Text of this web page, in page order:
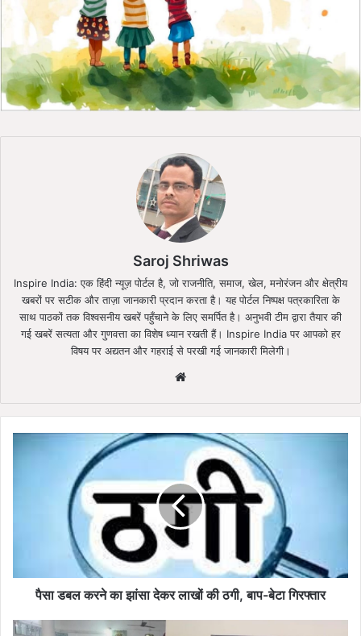
Saroj Shriwas
Inspire India: एक हिंदी न्यूज़ पोर्टल है, जो राजनीति, समाज, खेल, मनोरंजन और क्षेत्रीय
खबरों पर सटीक और ताज़ा जानकारी प्रदान करता है। यह पोर्टल निष्पक्ष पत्रकारिता के
साथ पाठकों तक विश्वसनीय खबरें पहुँचाने के लिए समर्पित है। अनुभवी टीम द्वारा तैयार की
गई खबरें सत्यता और गुणवत्ता का विशेष ध्यान रखती हैं। Inspire India पर आपको हर
विषय पर अद्यतन और गहराई से परखी गई जानकारी मिलेगी।
ठगी,
गिरफ्तार
पैसा डबल करने का झांसा देकर लाखों की ठगी, बाप-बेटा गिरफ्तार
फर्जी